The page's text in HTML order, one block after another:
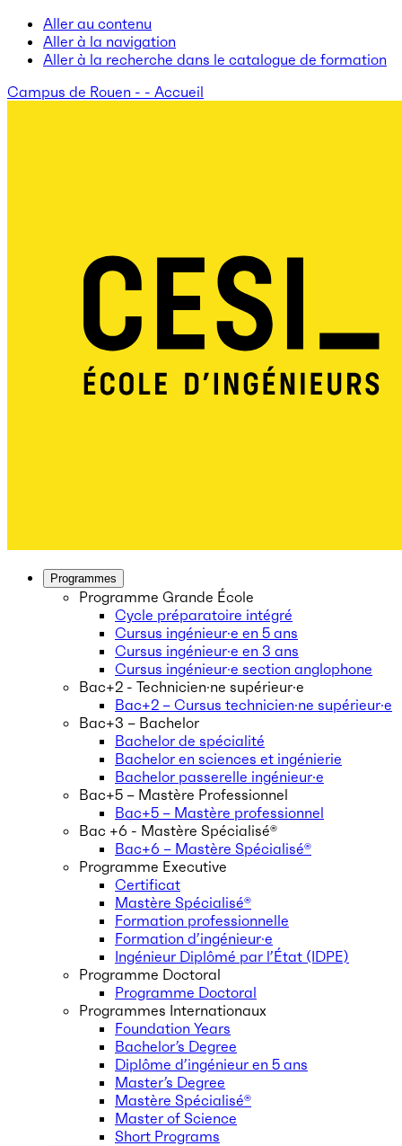
Aller au contenu
Aller à la navigation
Aller à la recherche dans le catalogue de formation
Campus de Rouen - - Accueil
Programmes
Programme Grande École
Cycle préparatoire intégré
Cursus ingénieur·e en 5 ans
Cursus ingénieur·e en 3 ans
Cursus ingénieur·e section anglophone
Bac+2 - Technicien·ne supérieur·e
Bac+2 – Cursus technicien·ne supérieur·e
Bac+3 – Bachelor
Bachelor de spécialité
Bachelor en sciences et ingénierie
Bachelor passerelle ingénieur·e
Bac+5 – Mastère Professionnel
Bac+5 – Mastère professionnel
Bac +6 - Mastère Spécialisé®
Bac+6 – Mastère Spécialisé®
Programme Executive
Certificat
Mastère Spécialisé®
Formation professionnelle
Formation d’ingénieur·e
Ingénieur Diplômé par l’État (IDPE)
Programme Doctoral
Programme Doctoral
Programmes Internationaux
Foundation Years
Bachelor’s Degree
Diplôme d’ingénieur en 5 ans
Master’s Degree
Mastère Spécialisé®
Master of Science
Short Programs